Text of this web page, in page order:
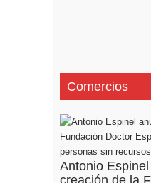
Comercios
Antonio
creación de la